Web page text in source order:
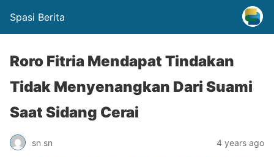
Spasi Berita
Roro Fitria Mendapat Tindakan
Tidak Menyenangkan Dari Suami
Saat Sidang Cerai
sn sn 4 years ago